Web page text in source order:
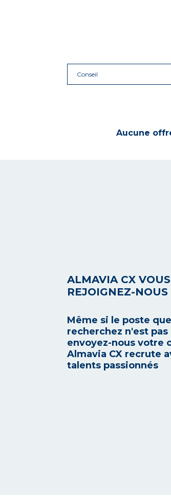
Conseil
Aucune
ALMAVIA CX
REJOIGNEZ-NOUS
Même si le poste
recherchez n'est pas
envoyez-nous votre
Almavia CX recrute
talents passionnés